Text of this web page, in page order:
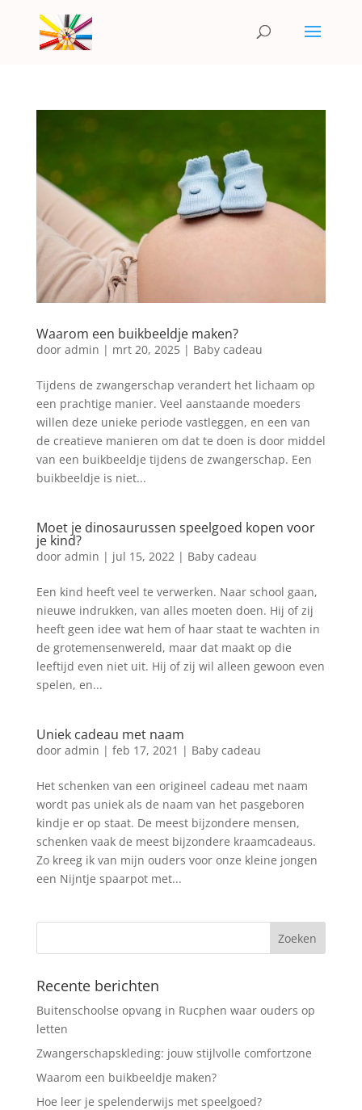
Waarom een buikbeeldje maken?
door admin | mrt 20, 2025| Baby cadeau
Tijdens de zwangerschap verandert het lichaam op
een prachtige manier. Veel aanstaande moeders
willen deze unieke periode vastleggen, en een van
de creatieve manieren om dat te doen is door middel
van een buikbeeldje tijdens de zwangerschap. Een
buikbeeldje is niet...
Moet je dinosaurussen speelgoed kopen voor
je kind?
door admin | jul 15, 2022| Baby cadeau
Een kind heeft veel te verwerken. Naar school gaan,
nieuwe indrukken, van alles moeten doen. Hij of zij
heeft geen idee wat hem of haar staat te wachten in
de grotemensenwereld, maar dat maakt op die
leeftijd even niet uit. Hij of zij wil alleen gewoon even
spelen, en...
Uniek cadeau met naam
door admin | feb 17, 2021 | Baby cadeau
Het schenken van een origineel cadeau met naam
wordt pas uniek als de naam van het pasgeboren
kindje er op staat. De meest bijzondere mensen,
schenken vaak de meest bijzondere kraamcadeaus.
Zo kreeg ik van mijn ouders voor onze kleine jongen
een Nijntje spaarpot met...
Recente berichten
Buitenschoolse opvang in Rucphen waar ouders op
letten
Zwangerschapskleding: jouw stijlvolle comfortzone
Waarom een buikbeeldje maken?
Hoe leer je spelenderwijs met speelgoed?